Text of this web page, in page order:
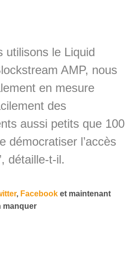
utilisons le Liquid
AMP, nous
en mesure
des
aussi petits que 100
démocratiser l’accès
détaille-t-il.
, Facebook et maintenant
manquer